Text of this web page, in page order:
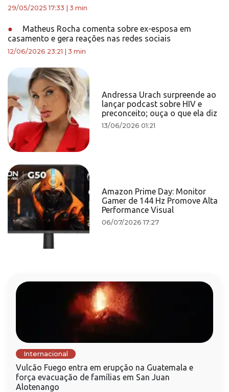
29/05/2025 17:33 3 min
●
Matheus Rocha comenta sobre ex-esposa em
casamento e gera reações nas redes sociais
12/06/2026 23:21 3 min
Andressa Urach surpreende ao
lançar podcast sobre HIV e
preconceito; ouça o que ela diz
13/06/2026 01:21
Amazon Prime Day: Monitor
Gamer de 144 Hz Promove Alta
Performance Visual
06/07/2026 17:27
Internacional
Vulcão Fuego entra em erupção na Guatemala e
força evacuação de famílias em San Juan
Alotenango